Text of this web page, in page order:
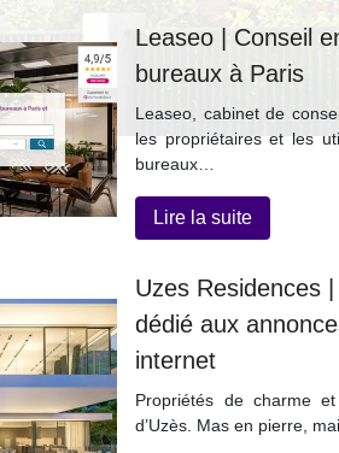
Leaseo | Conseil
bureaux à Paris
Leaseo, cabinet de
les propriétaires et les
bureaux…
Lire la suite
Uzes Residences
dédié aux
internet
Propriétés de charme
d’Uzès. Mas en pierre,